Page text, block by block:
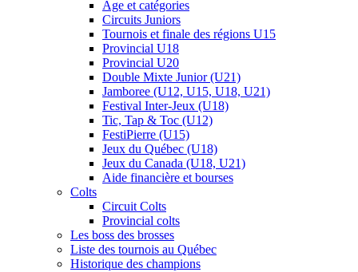
Âge et catégories
Circuits Juniors
Tournois et finale des régions U15
Provincial U18
Provincial U20
Double Mixte Junior (U21)
Jamboree (U12, U15, U18, U21)
Festival Inter-Jeux (U18)
Tic, Tap & Toc (U12)
FestiPierre (U15)
Jeux du Québec (U18)
Jeux du Canada (U18, U21)
Aide financière et bourses
Colts
Circuit Colts
Provincial colts
Les boss des brosses
Liste des tournois au Québec
Historique des champions